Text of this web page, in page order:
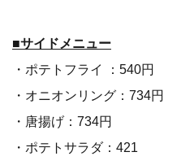
■サイドメニュー
・ポテトフライ ：540円
・オニオンリング：734円
・唐揚げ：734円
・ポテトサラダ：421